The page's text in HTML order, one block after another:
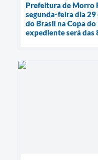
Prefeitura de Morro
segunda-feira dia
do Brasil na Copa
expediente será das